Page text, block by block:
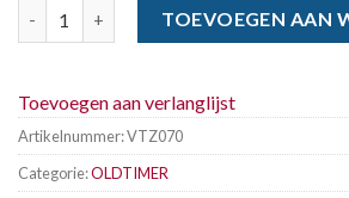
TOEVOEGEN AAN
Toevoegen aan verlanglijst
Artikelnummer:VTZ070
Categorie:OLDTIMER